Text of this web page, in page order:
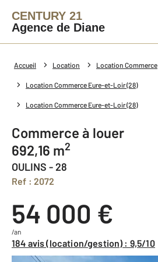
CENTURY 21
Agence de Diane
Accueil Location Location Commerce
Location Commerce Eure-et-Loir (28)
Location Commerce Eure-et-Loir (28)
Commerce à louer
692,16 m2
OULINS - 28
Ref : 2072
54 000 €
/an
184 avis (location/gestion) : 9,5/10